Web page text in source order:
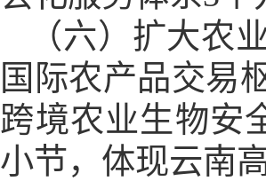
（六）扩大农
国际农产品交易
跨境农业生物安
小节，体现云南